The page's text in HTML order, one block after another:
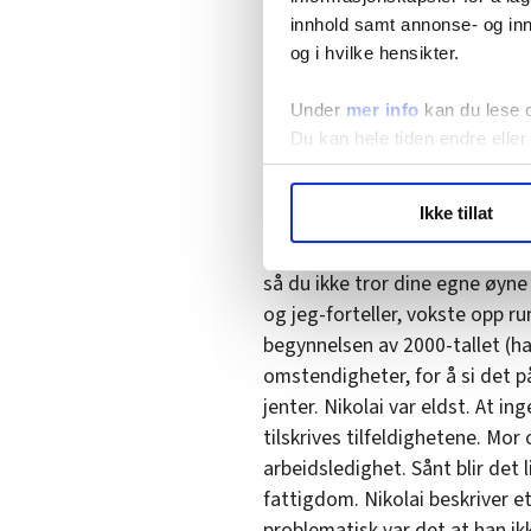
innhold samt annonse- og
og i hvilke hensikter.
Under mer info kan du lese
Du kan hele tiden endre
hvordan våre nettsider blir
annonsering. Disse er
Ikke tillat
møtt mennesker gjennom
mange. De jeg vedkjenner
klatretur, og som jeg
Dette er altså forfatteren av
Sitatet er en uhyre
slutten av denne boka som
livet han har levd, som
så du ikke tror dine egne
og jeg-forteller, vokste opp
begynnelsen av 2000-tallet
omstendigheter, for å si det
jenter. Nikolai var eldst. At
tilskrives tilfeldighetene. Mor
arbeidsledighet. Sånt blir det
fattigdom. Nikolai beskriver